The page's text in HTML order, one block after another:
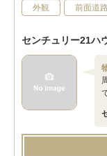
外観 前面道
センチュリー21ハ